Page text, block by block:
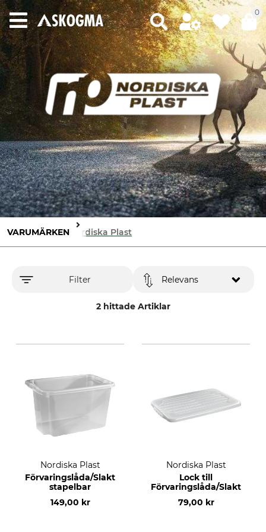
0
VARUMÄRKEN Nordiska Plast
Filter
2 hittade Artiklar
Relevans
Nordiska Plast
Förvaringslåda/Slaktback,
stapelbar
149,00 kr
Nordiska Plast
Lock till
Förvaringslåda/Slaktback
79,00 kr